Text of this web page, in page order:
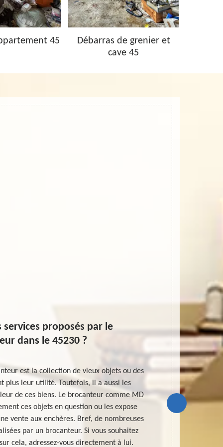
45
Débarras de grenier et
cave 45
services proposés par le
dans le 45230 ?
est la collection de vieux objets ou des
plus leur utilité. Toutefois, il a aussi les
de ces biens. Le brocanteur comme MD
ces objets en question ou les expose
vente aux enchères. Bref, de nombreuses
par un brocanteur. Si vous souhaitez
cela, adressez-vous directement à lui.
Tout le
équiper son
devrez pas
Nous